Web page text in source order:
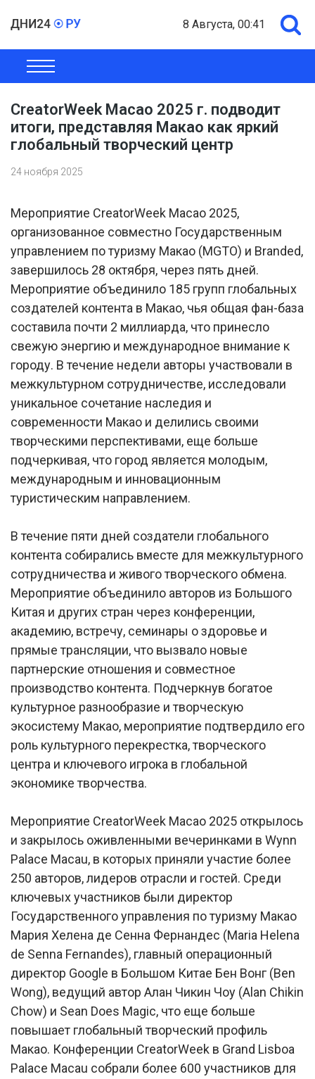
8 Августа, 00:41
ОБЩЕСТВО
CreatorWeek Macao 2025 г. подводит
итоги, представляя Макао как яркий
глобальный творческий центр
24 ноября 2025
Мероприятие CreatorWeek Macao 2025,
организованное совместно Государственным
управлением по туризму Макао (MGTO) и Branded,
завершилось 28 октября, через пять дней.
Мероприятие объединило 185 групп глобальных
создателей контента в Макао, чья общая фан-база
составила почти 2 миллиарда, что принесло
свежую энергию и международное внимание к
городу. В течение недели авторы участвовали в
межкультурном сотрудничестве, исследовали
уникальное сочетание наследия и
современности Макао и делились своими
творческими перспективами, еще больше
подчеркивая, что город является молодым,
международным и инновационным
туристическим направлением.
В течение пяти дней создатели глобального
контента собирались вместе для межкультурного
сотрудничества и живого творческого обмена.
Мероприятие объединило авторов из Большого
Китая и других стран через конференции,
академию, встречу, семинары о здоровье и
прямые трансляции, что вызвало новые
партнерские отношения и совместное
производство контента. Подчеркнув богатое
культурное разнообразие и творческую
экосистему Макао, мероприятие подтвердило его
роль культурного перекрестка, творческого
центра и ключевого игрока в глобальной
экономике творчества.
Мероприятие CreatorWeek Macao 2025 открылось
и закрылось оживленными вечеринками в Wynn
Palace Macau, в которых приняли участие более
250 авторов, лидеров отрасли и гостей. Среди
ключевых участников были директор
Государственного управления по туризму Макао
Мария Хелена де Сенна Фернандес (Maria Helena
de Senna Fernandes), главный операционный
директор Google в Большом Китае Бен Вонг (Ben
Wong), ведущий автор Алан Чикин Чоу (Alan Chikin
Chow) и Sean Does Magic, что еще больше
повышает глобальный творческий профиль
Макао. Конференции CreatorWeek в Grand Lisboa
Palace Macau собрали более 600 участников для